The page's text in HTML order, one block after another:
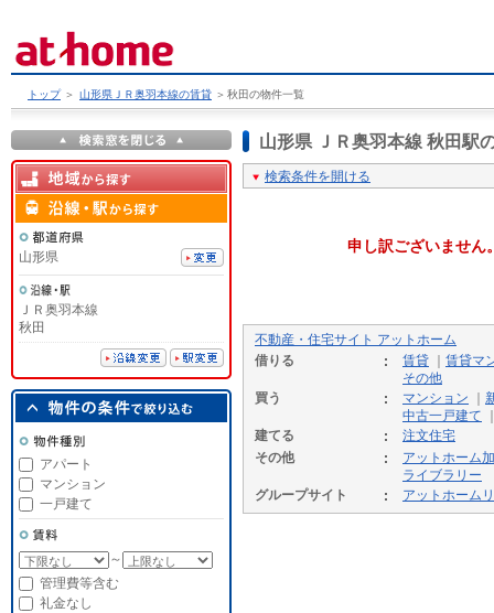
トップ ＞ 山形県ＪＲ奥羽本線の賃貸 ＞ 秋田の物件一覧
山形県 ＪＲ奥羽本線 秋田駅
検索条件を開ける
申し訳ございません
不動産・住宅サイト アットホーム
借りる
賃貸
賃貸マ
その他
買う
マンション
中古一戸建て
建てる
注文住宅
その他
アットホーム
ライブラリー
グループサイト
アットホーム
山形県
ＪＲ奥羽本線
秋田
アパート
マンション
一戸建て
～
管理費等含む
礼金なし